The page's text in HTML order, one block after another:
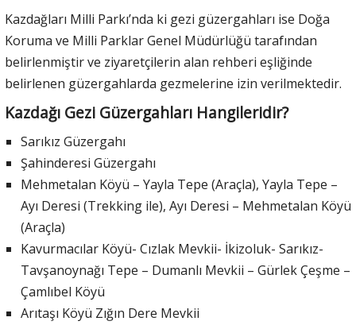
Kazdağları Milli Parkı’nda ki gezi güzergahları ise Doğa
Koruma ve Milli Parklar Genel Müdürlüğü tarafından
belirlenmiştir ve ziyaretçilerin alan rehberi eşliğinde
belirlenen güzergahlarda gezmelerine izin verilmektedir.
Kazdağı Gezi Güzergahları Hangileridir?
Sarıkız Güzergahı
Şahinderesi Güzergahı
Mehmetalan Köyü – Yayla Tepe (Araçla), Yayla Tepe –
Ayı Deresi (Trekking ile), Ayı Deresi – Mehmetalan Köyü
(Araçla)
Kavurmacılar Köyü- Cızlak Mevkii- İkizoluk- Sarıkız-
Tavşanoynağı Tepe – Dumanlı Mevkii – Gürlek Çeşme –
Çamlıbel Köyü
Arıtaşı Köyü Zığın Dere Mevkii